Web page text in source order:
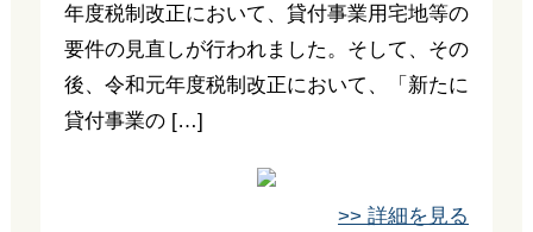
年度税制改正において、貸付事業用宅地等の
要件の見直しが行われました。そして、その
後、令和元年度税制改正において、「新たに
貸付事業の […]
>> 詳細を見る